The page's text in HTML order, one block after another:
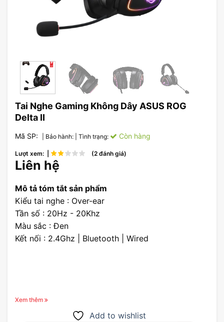
Tai Nghe Gaming Không Dây ASUS ROG
Delta II
Mã SP: | Bảo hành: | Tình trạng: Còn hàng
Lượt xem: | (2 đánh giá)
Liên hệ
Mô tả tóm tắt sản phẩm
Kiểu tai nghe : Over-ear
Tần số : 20Hz - 20Khz
Màu sắc : Đen
Kết nối : 2.4Ghz | Bluetooth | Wired
Xem thêm
Add to wishlist